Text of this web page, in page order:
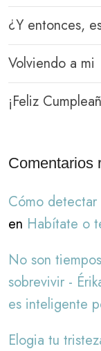
¿Y entonces,
Volviendo a mi
¡Feliz
Comentarios
Cómo
en Habítate o
No son
sobrevivir -
es inteligente
Elogia tu